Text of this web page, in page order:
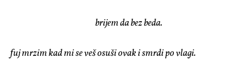
brijem da bez beda.
fuj mrzim kad mi se veš osuši ovak i smrdi po vlagi.